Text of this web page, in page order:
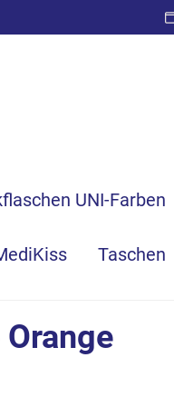
UNI-Farben
Taschen